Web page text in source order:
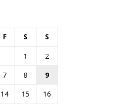
F S S
1
2
7 8
9
14 15
16